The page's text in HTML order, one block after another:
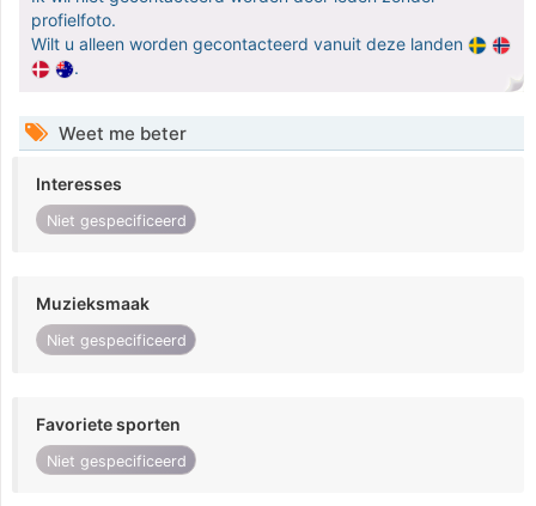
profielfoto.
Wilt u alleen worden gecontacteerd vanuit deze landen
.
Weet me beter
Interesses
Niet gespecificeerd
Muzieksmaak
Niet gespecificeerd
Favoriete sporten
Niet gespecificeerd